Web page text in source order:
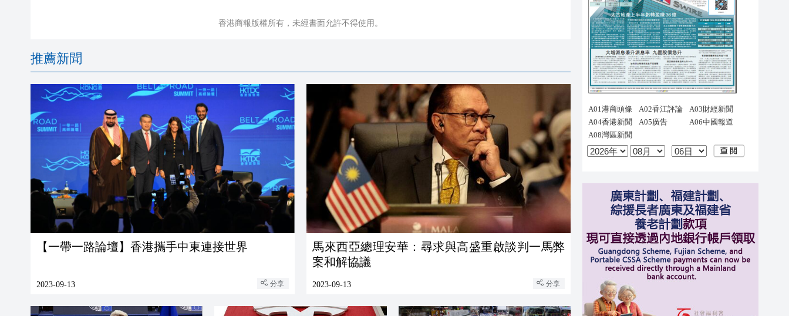
香港商報版權所有，未經書面允許不得使用。
推薦新聞
【一帶一路論壇】香港攜手中東連接世界
2023-09-13 分享
馬來西亞總理安華：尋求與高盛重啟談判一馬弊
案和解協議
2023-09-13 分享